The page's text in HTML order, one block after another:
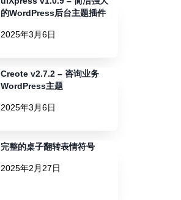
的WordPress后台主题插件
2025年3月6日
Creote v2.7.2 – 咨询业务
WordPress主题
2025年3月6日
完整的桌子翻转表情符号
2025年2月27日